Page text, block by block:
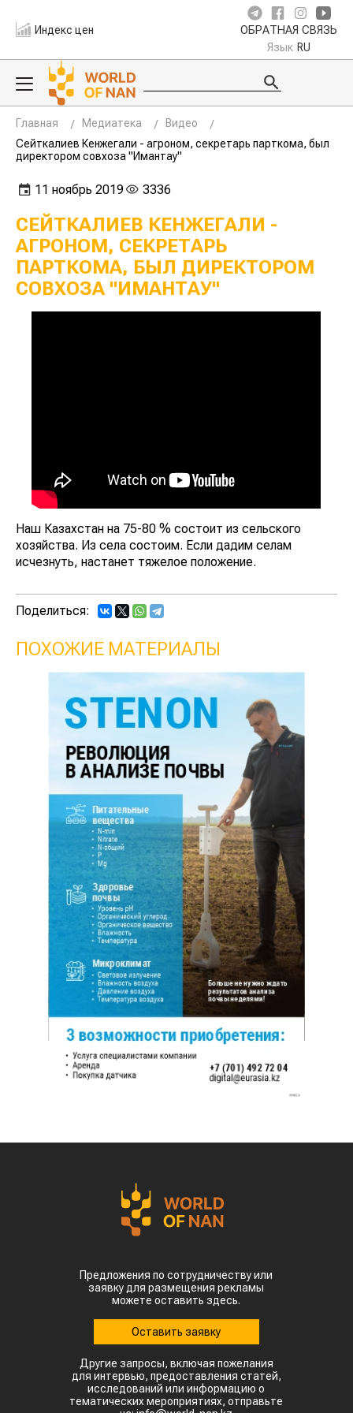
Индекс цен ОБРАТНАЯ СВЯЗЬ
Язык RU
Главная Медиатека
Видео
Сейткалиев Кенжегали - агроном, секретарь парткома, был
директором совхоза "Имантау"
11 ноябрь 2019 3336
СЕЙТКАЛИЕВ КЕНЖЕГАЛИ -
АГРОНОМ, СЕКРЕТАРЬ
ПАРТКОМА, БЫЛ ДИРЕКТОРОМ
СОВХОЗА "ИМАНТАУ"
Наш Казахстан на 75-80 % состоит из сельского
хозяйства. Из села состоим. Если дадим селам
исчезнуть, настанет тяжелое положение.
Поделиться:
ПОХОЖИЕ МАТЕРИАЛЫ
Предложения по сотрудничеству или
заявку для размещения рекламы
можете оставить здесь.
Оставить заявку
Другие запросы, включая пожелания
для интервью, предоставления статей,
исследований или информацию о
тематических мероприятиях, отправьте